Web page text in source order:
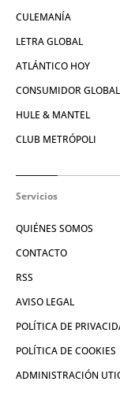
CULEMANÍA
LETRA GLOBAL
ATLÁNTICO HOY
CONSUMIDOR GLOBAL
HULE & MANTEL
CLUB METRÓPOLI
Servicios
QUIÉNES SOMOS
CONTACTO
RSS
AVISO LEGAL
POLÍTICA DE
POLÍTICA DE COOKIES
ADMINISTRACIÓN